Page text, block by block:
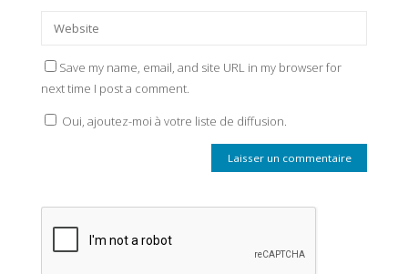
Save my name, email, and site URL in my browser for
next time I post a comment.
Oui, ajoutez-moi à votre liste de diffusion.